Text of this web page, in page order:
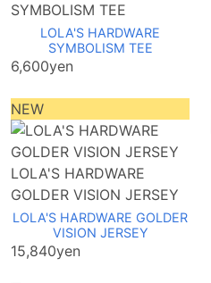
SYMBOLISM TEE
LOLA'S HARDWARE
SYMBOLISM TEE
6,600yen
NEW
LOLA'S HARDWARE
GOLDER VISION JERSEY
LOLA'S HARDWARE GOLDER
VISION JERSEY
15,840yen